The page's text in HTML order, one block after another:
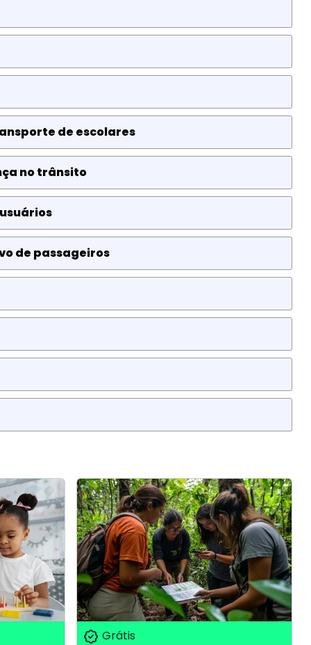
de escolares
no trânsito
de passageiros
Grátis